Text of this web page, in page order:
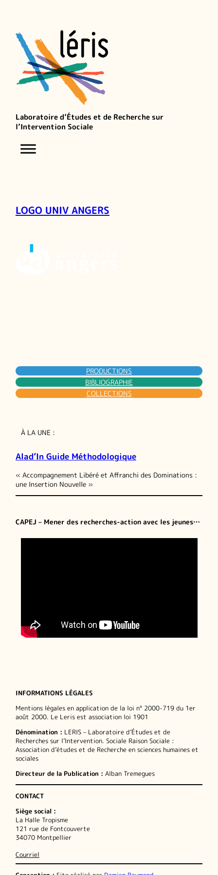
Laboratoire d’Études et de Recherche sur
l’Intervention Sociale
LOGO UNIV ANGERS
PRODUCTIONS
BIBLIOGRAPHIE
COLLECTIONS
À LA UNE :
Alad’In Guide Méthodologique
« Accompagnement Libéré et Affranchi des Dominations :
une Insertion Nouvelle »
CAPEJ – Mener des recherches-action avec les jeunes…
INFORMATIONS LÉGALES
Mentions légales en application de la loi n° 2000-719 du 1er
août 2000. Le Leris est association loi 1901
Dénomination : LERIS – Laboratoire d’Études et de
Recherches sur l’Intervention. Sociale Raison Sociale :
Association d’études et de Recherche en sciences humaines et
sociales
Directeur de la Publication : Alban Tremegues
CONTACT
Siège social :
La Halle Tropisme
121 rue de Fontcouverte
34070 Montpellier
Courriel